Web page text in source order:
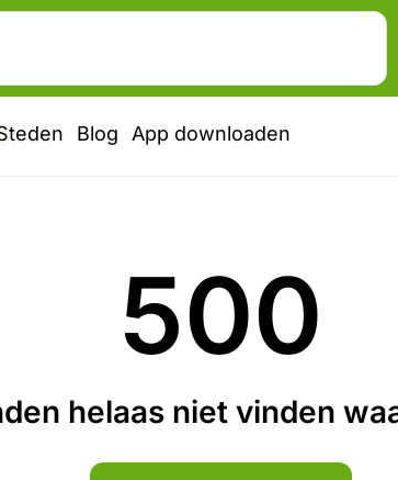
Blog App downloaden
500
helaas niet vinden